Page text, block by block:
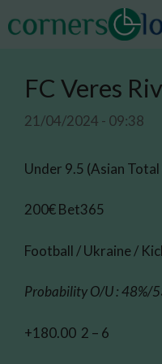
al
FC Veres
21/04/2024 - 09:38
Under 9.5 (Asian
200€ Bet365
Football / Ukraine /
Probability O/U : 48%/
+180.00 2 – 6